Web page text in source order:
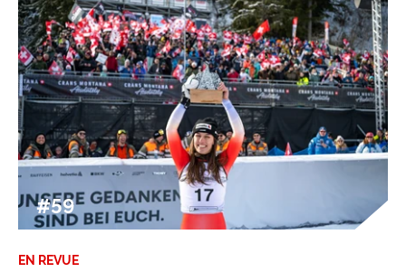
#59
EN REVUE